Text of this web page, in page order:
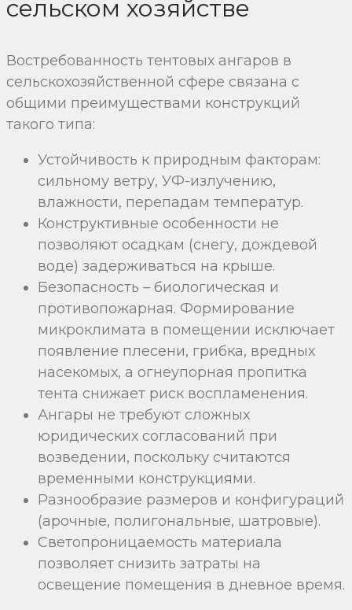
сельском хозяйстве
Востребованность тентовых ангаров в
сельскохозяйственной сфере связана с
общими преимуществами конструкций
такого типа:
Устойчивость к природным факторам:
сильному ветру, УФ-излучению,
влажности, перепадам температур.
Конструктивные особенности не
позволяют осадкам (снегу, дождевой
воде) задерживаться на крыше.
Безопасность – биологическая и
противопожарная. Формирование
микроклимата в помещении исключает
появление плесени, грибка, вредных
насекомых, а огнеупорная пропитка
тента снижает риск воспламенения.
Ангары не требуют сложных
юридических согласований при
возведении, поскольку считаются
временными конструкциями.
Разнообразие размеров и конфигураций
(арочные, полигональные, шатровые).
Светопроницаемость материала
позволяет снизить затраты на
освещение помещения в дневное время.